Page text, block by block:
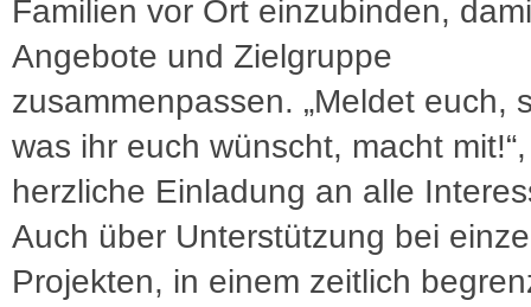
Familien vor Ort einzubinden,
Angebote und Zielgruppe
zusammenpassen. „Meldet euch,
was ihr euch wünscht, macht
herzliche Einladung an alle
Auch über Unterstützung bei
Projekten, in einem zeitlich